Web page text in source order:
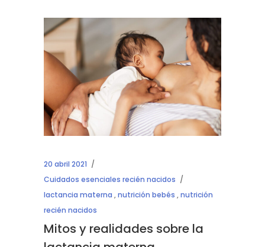
20 abril 2021
Cuidados esenciales recién nacidos
lactancia materna ,nutrición bebés ,nutrición
recién nacidos
Mitos y realidades sobre la